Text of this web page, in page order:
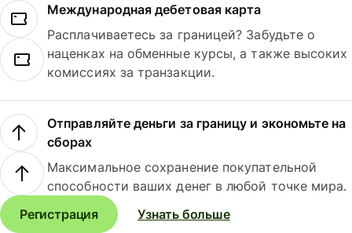
Международная дебетовая карта
Расплачиваетесь за границей? Забудьте о
наценках на обменные курсы, а также высоких
комиссиях за транзакции.
Отправляйте деньги за границу и экономьте на
сборах
Максимальное сохранение покупательной
способности ваших денег в любой точке мира.
Регистрация
Узнать больше